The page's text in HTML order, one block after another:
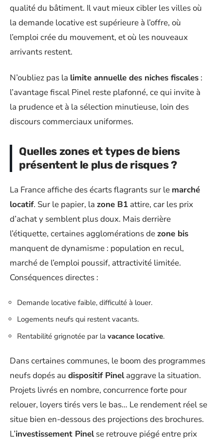
qualité du bâtiment. Il vaut mieux cibler les villes où
la demande locative est supérieure à l’offre, où
l’emploi crée du mouvement, et où les nouveaux
arrivants restent.
N’oubliez pas la limite annuelle des niches fiscales :
l’avantage fiscal Pinel reste plafonné, ce qui invite à
la prudence et à la sélection minutieuse, loin des
discours commerciaux uniformes.
Quelles zones et types de biens
présentent le plus de risques ?
La France affiche des écarts flagrants sur le marché
locatif. Sur le papier, la zone B1 attire, car les prix
d’achat y semblent plus doux. Mais derrière
l’étiquette, certaines agglomérations dezone bis
manquent de dynamisme : population en recul,
marché de l’emploi poussif, attractivité limitée.
Conséquences directes :
Demande locative faible, difficulté à louer.
Logements neufs qui restent vacants.
Rentabilité grignotée par la vacance locative.
Dans certaines communes, le boom des programmes
neufs dopés au dispositif Pinelaggrave la situation.
Projets livrés en nombre, concurrence forte pour
relouer, loyers tirés vers le bas… Le rendement réel se
situe bien en-dessous des projections des brochures.
L’investissement Pinelse retrouve piégé entre prix